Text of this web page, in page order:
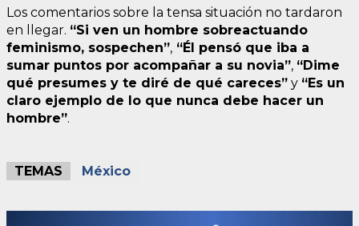
Los comentarios sobre la tensa situación no tardaron
en llegar. “Si ven un hombre sobreactuando
feminismo, sospechen”, “Él pensó que iba a
sumar puntos por acompañar a su novia”, “Dime
qué presumes y te diré de qué careces” y “Es un
claro ejemplo de lo que nunca debe hacer un
hombre”.
TEMAS México